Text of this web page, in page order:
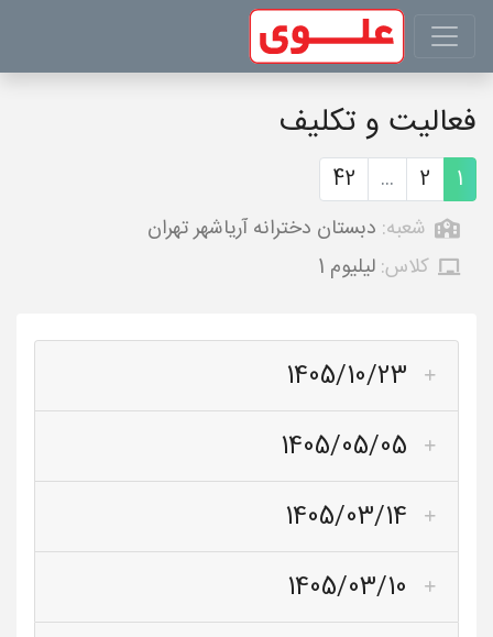
فعالیت و تکلیف
1
2
...
42
شعبه: دبستان دخترانه آریاشهر تهران
کلاس: لیلیوم 1
1405/10/23
1405/05/05
1405/03/14
1405/03/10